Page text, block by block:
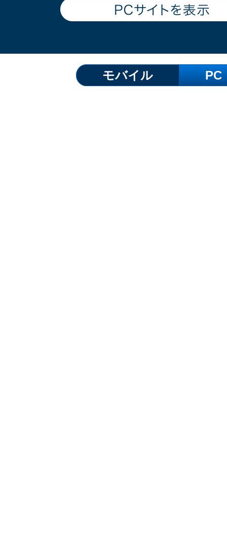
モバイル PC